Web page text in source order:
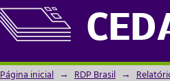
Buscar
Página inicial → RDP Brasil →